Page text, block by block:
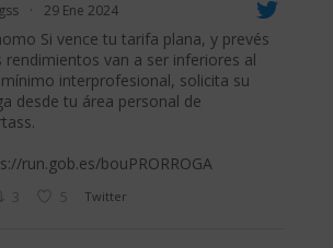
· 29 Ene 2024
Si vence tu tarifa plana, y prevés
rendimientos van a ser inferiores al
interprofesional, solicita su
desde tu área personal de
.
run.gob.es/bouPRORROGA
3 5 Twitter